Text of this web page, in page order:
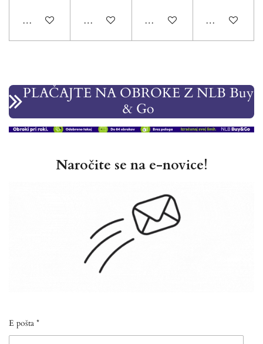
Add to cart Add to cart Add to cart Add to cart
PLAČAJTE NA OBROKE Z NLB Buy
& Go
Naročite se na e-novice!
E pošta *